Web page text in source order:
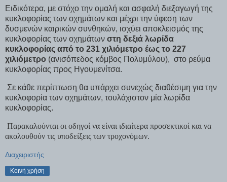
Ειδικότερα, με στόχο την ομαλή και ασφαλή διεξαγωγή της
κυκλοφορίας των οχημάτων και μέχρι την ύφεση των
δυσμενών καιρικών συνθηκών, ισχύει αποκλεισμός της
κυκλοφορίας των οχημάτων στη δεξιά λωρίδα
κυκλοφορίας από το 231 χιλιόμετρο έως το 227
χιλιόμετρο (ανισόπεδος κόμβος Πολυμύλου), στο ρεύμα
κυκλοφορίας προς Ηγουμενίτσα.
Σε κάθε περίπτωση θα υπάρχει συνεχώς διαθέσιμη για την
κυκλοφορία των οχημάτων, τουλάχιστον μία λωρίδα
κυκλοφορίας.
Παρακαλούνται οι οδηγοί να είναι ιδιαίτερα προσεκτικοί και να
ακολουθούν τις υποδείξεις των τροχονόμων.
Διαχειριστής
Κοινή χρήση